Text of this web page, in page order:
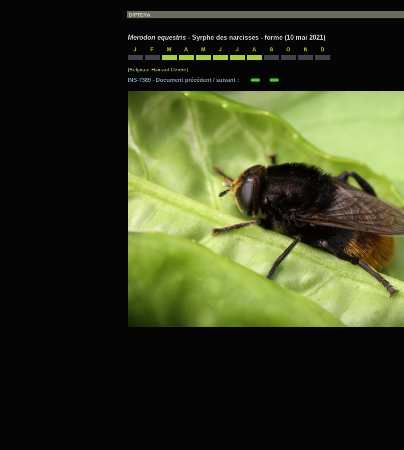
Merodon equestris - Syrphe des narcisses - forme (10 mai 2021)
(Belgique Hainaut Centre)
INS-7389 - Document précédent / suivant :